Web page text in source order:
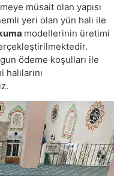
müsait olan yapısı
yeri olan yün halı ile
modellerinin üretimi
ödeme koşulları ile